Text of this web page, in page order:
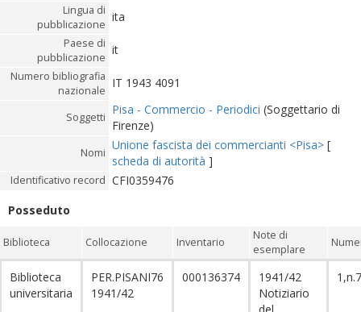
Lingua di
pubblicazione
ita
Paese di
pubblicazione
it
Numero bibliografia
nazionale
IT 1943 4091
Soggetti
Pisa - Commercio - Periodici (Soggettario di
Firenze)
Nomi
Unione fascista dei commercianti <Pisa> [
scheda di autorità ]
Identificativo record CFI0359476
Posseduto
Biblioteca Collocazione Inventario
Note di
esemplare
Biblioteca
universitaria
PER.PISANI76
1941/42
000136374
1941/42
Notiziario